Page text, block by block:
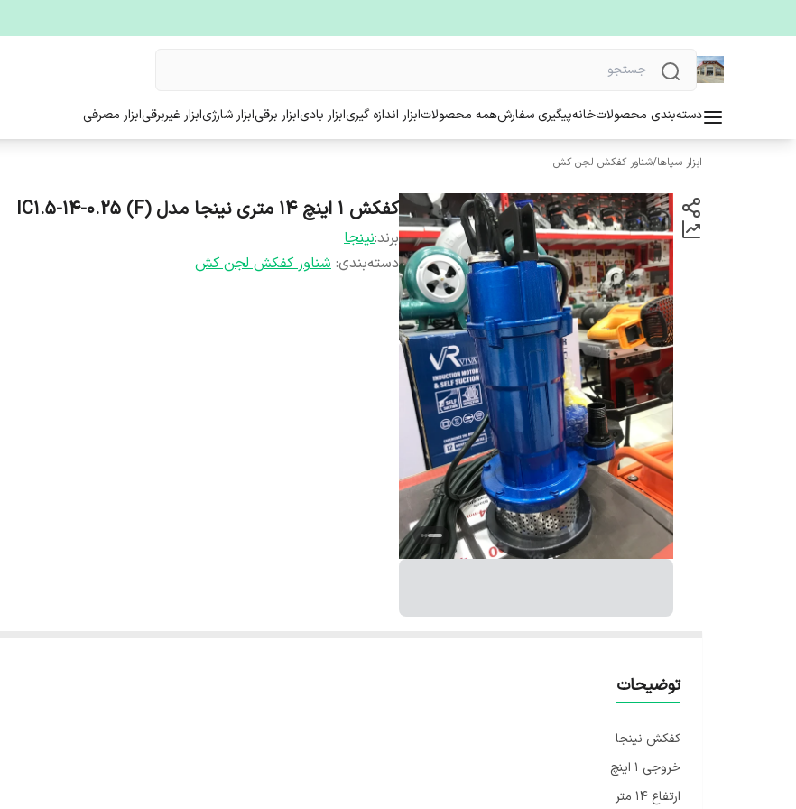
دسته‌بندی محصولاتخانهپیگیری سفارشهمه محصولاتابزار اندازه گیریابزار بادیابزار برقیابزار شارژیابزار غیربرقیابزار مصرفی
ابزار سپاها/شناور کفکش لجن کش
کفکش ۱ اینچ‌ ۱۴ متری نینجا مدل (IC1.5-14-0.25 (F
برند:نینجا
دسته‌بندی: شناور کفکش لجن کش
توضیحات
کفکش نینجا
خروجی ۱ اینچ
ارتفاع ۱۴ متر